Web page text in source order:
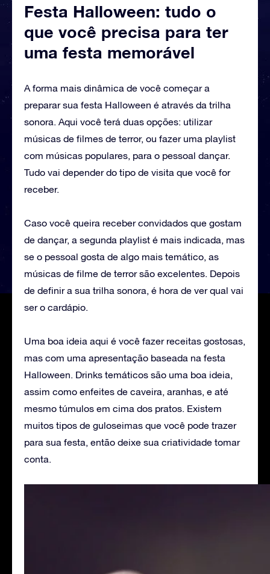
Festa Halloween: tudo o
que você precisa para ter
uma festa memorável
A forma mais dinâmica de você começar a
preparar sua festa Halloween é através da trilha
sonora. Aqui você terá duas opções: utilizar
músicas de filmes de terror, ou fazer uma playlist
com músicas populares, para o pessoal dançar.
Tudo vai depender do tipo de visita que você for
receber.
Caso você queira receber convidados que gostam
de dançar, a segunda playlist é mais indicada, mas
se o pessoal gosta de algo mais temático, as
músicas de filme de terror são excelentes. Depois
de definir a sua trilha sonora, é hora de ver qual vai
ser o cardápio.
Uma boa ideia aqui é você fazer receitas gostosas,
mas com uma apresentação baseada na festa
Halloween. Drinks temáticos são uma boa ideia,
assim como enfeites de caveira, aranhas, e até
mesmo túmulos em cima dos pratos. Existem
muitos tipos de guloseimas que você pode trazer
para sua festa, então deixe sua criatividade tomar
conta.